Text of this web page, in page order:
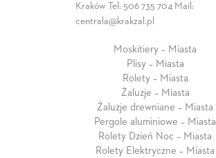
Kraków Tel: 506 735 704 Mail:
centrala@krakzal.pl
Moskitiery – Miasta
Plisy – Miasta
Rolety – Miasta
Żaluzje – Miasta
Żaluzje drewniane – Miasta
Pergole aluminiowe – Miasta
Rolety Dzień Noc – Miasta
Rolety Elektryczne – Miasta